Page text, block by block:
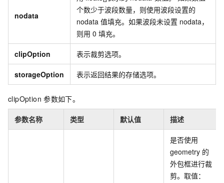
nodata
个数少于波段数量，则使用波段设置的
nodata 值填充。如果波段未设置 nodata，
则用 0 填充。
clipOption 表示裁剪选项。
storageOption 表示返回结果的存储选项。
clipOption 参数如下。
参数名称 类型 默认值 描述
是否使用
geometry 的
外包框进行裁
剪。取值：